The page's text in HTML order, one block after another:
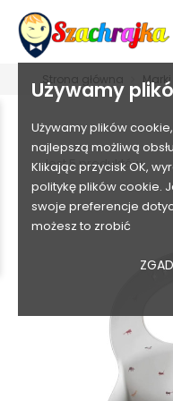
Używamy
Używamy plików
najlepszą możliwą
Klikając przycisk OK,
politykę plików cookie.
swoje preferencje
możesz to zrobić
Strona główna Marki
Jest 5 produktów.